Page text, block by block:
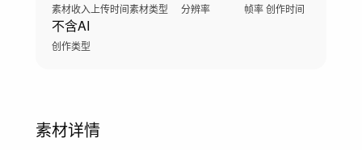
素材收入 上传时间素材类型 分辨率 帧率创作时间
不含AI
创作类型
素材详情